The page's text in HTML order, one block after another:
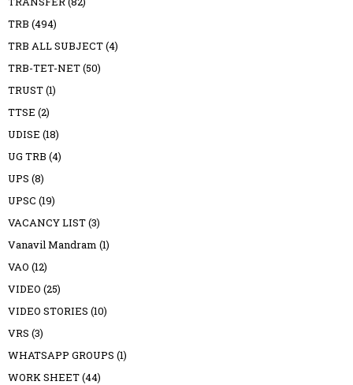
TRB (494)
TRB ALL SUBJECT(4)
TRB-TET-NET(50)
TRUST(1)
TTSE (2)
UDISE (18)
UG TRB (4)
UPS (8)
UPSC (19)
VACANCY LIST(3)
Vanavil Mandram (1)
VAO (12)
VIDEO (25)
VIDEO STORIES (10)
VRS (3)
WHATSAPP GROUPS (1)
WORK SHEET(44)